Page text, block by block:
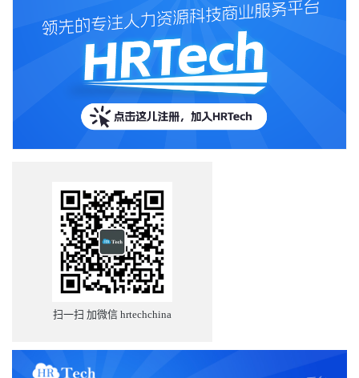
扫一扫 加微信 hrtechchina